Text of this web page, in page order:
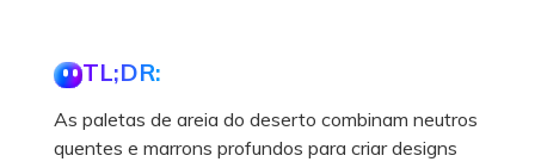
TL;DR:
As paletas de areia do deserto combinam neutros
quentes e marrons profundos para criar designs